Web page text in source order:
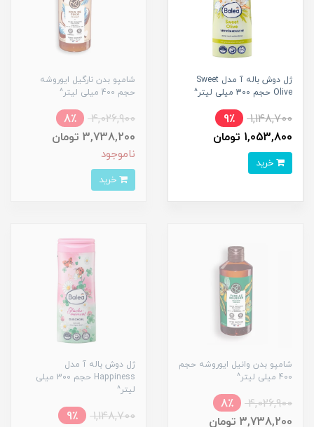
ژل دوش باله آ مدل Sweet
Olive حجم 300 میلی لیتر^
1,148,700
9٪
1,053,800 تومان
شامپو بدن نارگیل ایوروشه
حجم 400 میلی لیتر^
4,026,900
8٪
3,738,200 تومان
ناموجود
شامپو بدن وانیل ایوروشه حجم
400 میلی لیتر^
4,026,900
8٪
3,738,200 تومان
ژل دوش باله آ مدل
Happiness حجم 300 میلی
لیتر^
1,148,700
9٪